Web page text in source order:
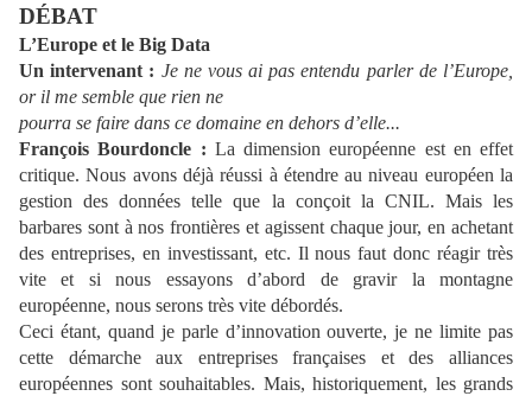
DÉBAT
L’Europe et le Big Data
Un intervenant : Je ne vous ai pas entendu parler de l’Europe,
or il me semble que rien ne
pourra se faire dans ce domaine en dehors d’elle...
François Bourdoncle : La dimension européenne est en effet
critique. Nous avons déjà réussi à étendre au niveau européen la
gestion des données telle que la conçoit la CNIL. Mais les
barbares sont à nos frontières et agissent chaque jour, en achetant
des entreprises, en investissant, etc. Il nous faut donc réagir très
vite et si nous essayons d’abord de gravir la montagne
européenne, nous serons très vite débordés.
Ceci étant, quand je parle d’innovation ouverte, je ne limite pas
cette démarche aux entreprises françaises et des alliances
européennes sont souhaitables. Mais, historiquement, les grands